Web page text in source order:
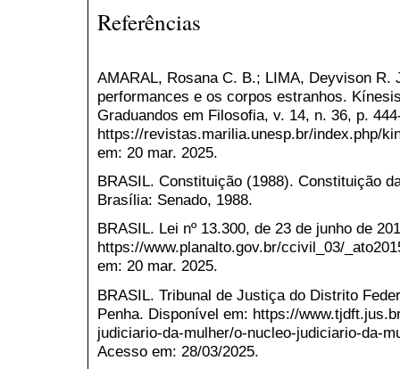
Referências
AMARAL, Rosana C. B.; LIMA, Deyvison R.
performances e os corpos estranhos.
Graduandos em Filosofia, v. 14, n. 36, p.
https://revistas.marilia.unesp.br/index.php/
em: 20 mar. 2025.
BRASIL. Constituição (1988). Constituição
Brasília: Senado, 1988.
BRASIL. Lei nº 13.300, de 23 de junho de
https://www.planalto.gov.br/ccivil_03/
em: 20 mar. 2025.
BRASIL. Tribunal de Justiça do Distrito
Penha. Disponível em: https://
judiciario-da-mulher/o-nucleo-judiciario-da-
Acesso em: 28/03/2025.